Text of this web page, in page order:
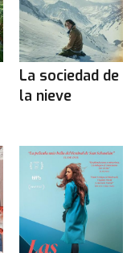
La sociedad de
la nieve